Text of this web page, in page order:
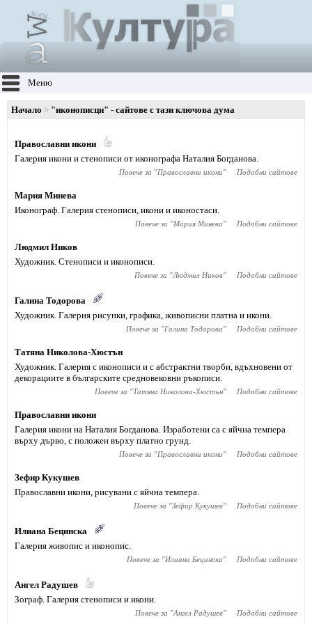
Меню
Начало "иконописци" - сайтове с тази ключова дума
Православни икони
Галерия икони и стенописи от иконографа Наталия Богданова.
Повече за "Православни икони" Подобни сайтове
Мария Минева
Иконограф. Галерия стенописи, икони и иконостаси.
Повече за "Мария Минева" Подобни сайтове
Людмил Ников
Художник. Стенописи и иконописи.
Повече за "Людмил Ников" Подобни сайтове
Галина Тодорова
Художник. Галерия рисунки, графика, живописни платна и икони.
Повече за "Галина Тодорова" Подобни сайтове
Татяна Николова-Хюстън
Художник. Галерия с иконописи и с абстрактни творби, вдъхновени от
декорациите в българските средновековни ръкописи.
Повече за "Татяна Николова-Хюстън" Подобни сайтове
Православни икони
Галерия икони на Наталия Богданова. Изработени са с яйчна темпера
върху дърво, с положен върху платно грунд.
Повече за "Православни икони" Подобни сайтове
Зефир Кукушев
Православни икони, рисувани с яйчна темпера.
Повече за "Зефир Кукушев" Подобни сайтове
Илиана Бецинска
Галерия живопис и иконопис.
Повече за "Илиана Бецинска" Подобни сайтове
Ангел Радушев
Зограф. Галерия стенописи и икони.
Повече за "Ангел Радушев" Подобни сайтове